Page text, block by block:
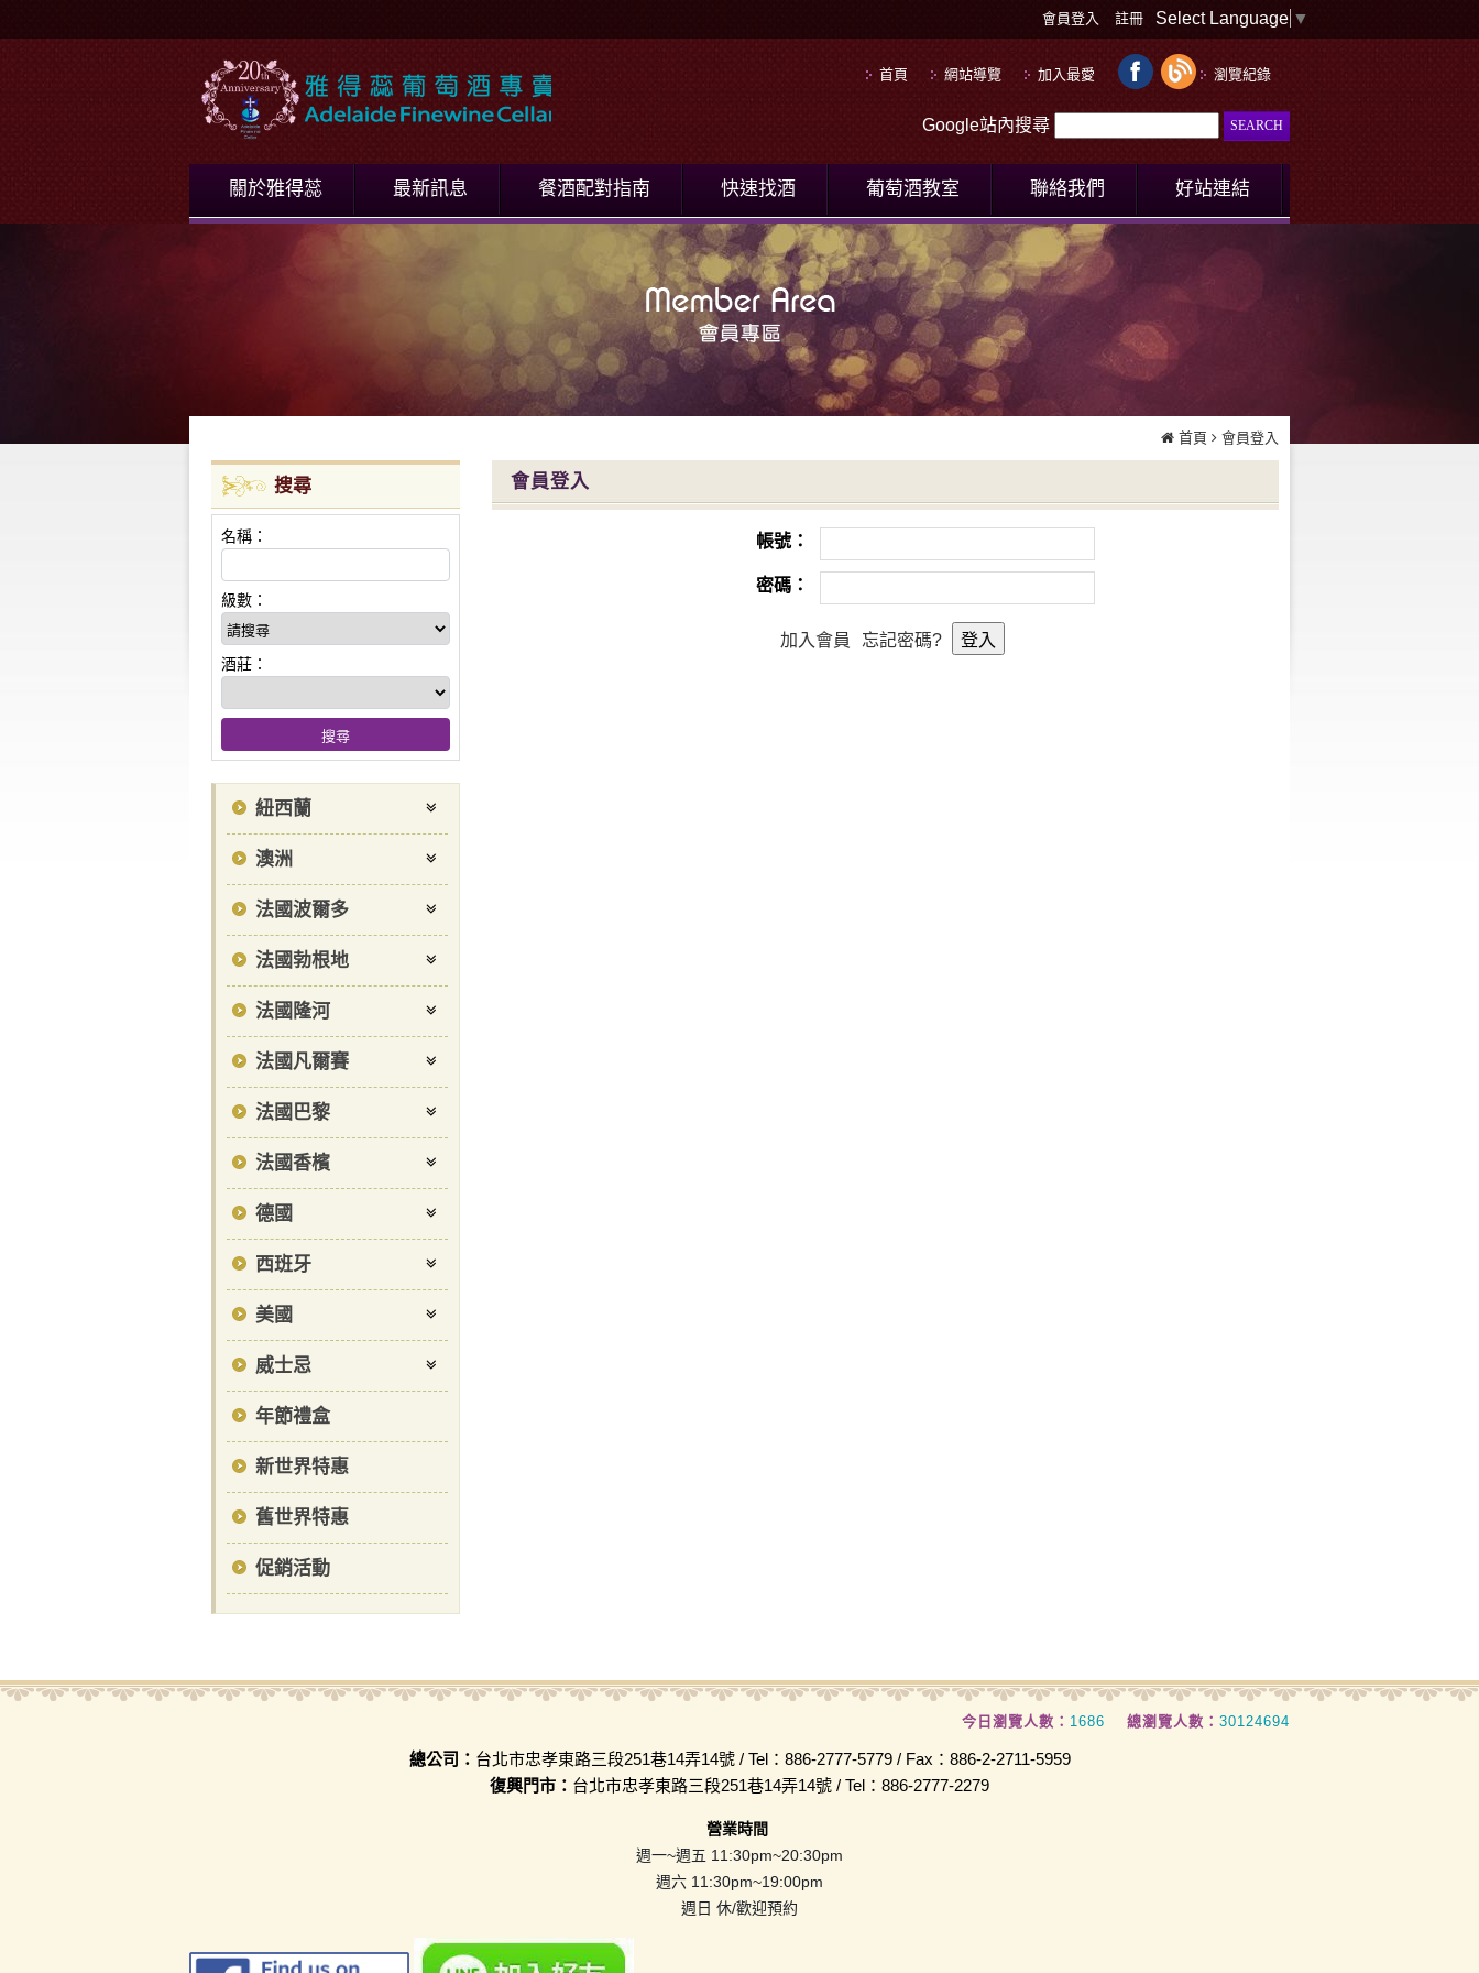
Select Language ▼
會員登入 註冊
首頁 網站導覽 加入最愛 瀏覽紀錄
Google站內搜尋
關於雅得蕊 最新訊息 餐酒配對指南 快速找酒 葡萄酒教室 聯絡我們 好站連結
首頁 會員登入
搜尋
名稱：
級數：
酒莊：
紐西蘭
澳洲
法國波爾多
法國勃根地
法國隆河
法國凡爾賽
法國巴黎
法國香檳
德國
西班牙
美國
威士忌
年節禮盒
新世界特惠
舊世界特惠
促銷活動
會員登入
帳號：
密碼：
加入會員 忘記密碼?
今日瀏覽人數： 1686 總瀏覽人數： 30124694
總公司： 台北市忠孝東路三段251巷14弄14號 / Tel：886-2777-5779 / Fax：886-2-2711-5959
復興門市： 台北市忠孝東路三段251巷14弄14號 / Tel：886-2777-2279
營業時間
週一~週五 11:30pm~20:30pm
週六 11:30pm~19:00pm
週日 休/歡迎預約